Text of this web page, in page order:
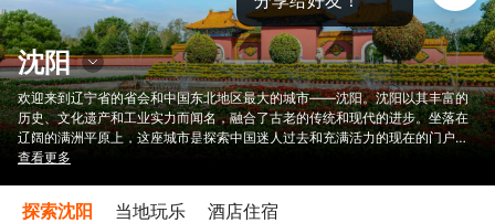
沈阳
欢迎来到辽宁省的省会和中国东北地区最大的城市——沈阳。沈阳以其丰富的
历史、文化遗产和工业实力而闻名，融合了古老的传统和现代的进步。坐落在
辽阔的满洲平原上，这座城市是探索中国迷人过去和充满活力的现在的门户。
无论是探索古老的宫殿等历史地标，还是品尝当地美食，沈阳都承诺带来难忘
查看更多
探索沈阳 当地玩乐 酒店住宿